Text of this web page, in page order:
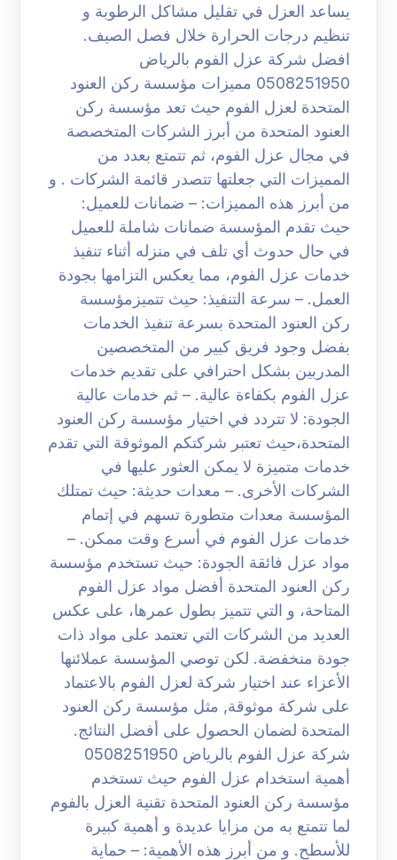
يساعد العزل في تقليل مشاكل الرطوبة و
تنظيم درجات الحرارة خلال فصل الصيف.
افضل شركة عزل الفوم بالرياض
0508251950 مميزات مؤسسة ركن العنود
المتحدة لعزل الفوم حيث تعد مؤسسة ركن
العنود المتحدة من أبرز الشركات المتخصصة
في مجال عزل الفوم، ثم تتمتع بعدد من
المميزات التي جعلتها تتصدر قائمة الشركات . و
من أبرز هذه المميزات: – ضمانات للعميل:
حيث تقدم المؤسسة ضمانات شاملة للعميل
في حال حدوث أي تلف في منزله أثناء تنفيذ
خدمات عزل الفوم، مما يعكس التزامها بجودة
العمل. – سرعة التنفيذ: حيث تتميزمؤسسة
ركن العنود المتحدة بسرعة تنفيذ الخدمات
بفضل وجود فريق كبير من المتخصصين
المدربين بشكل احترافي على تقديم خدمات
عزل الفوم بكفاءة عالية. – ثم خدمات عالية
الجودة: لا تتردد في اختيار مؤسسة ركن العنود
المتحدة،حيث تعتبر شركتكم الموثوقة التي تقدم
خدمات متميزة لا يمكن العثور عليها في
الشركات الأخرى. – معدات حديثة: حيث تمتلك
المؤسسة معدات متطورة تسهم في إتمام
خدمات عزل الفوم في أسرع وقت ممكن. –
مواد عزل فائقة الجودة: حيث تستخدم مؤسسة
ركن العنود المتحدة أفضل مواد عزل الفوم
المتاحة، و التي تتميز بطول عمرها، على عكس
العديد من الشركات التي تعتمد على مواد ذات
جودة منخفضة. لكن توصي المؤسسة عملائنها
الأعزاء عند اختيار شركة لعزل الفوم بالاعتماد
على شركة موثوقة, مثل مؤسسة ركن العنود
المتحدة لضمان الحصول على أفضل النتائج.
شركة عزل الفوم بالرياض 0508251950
أهمية استخدام عزل الفوم حيث تستخدم
مؤسسة ركن العنود المتحدة تقنية العزل بالفوم
لما تتمتع به من مزايا عديدة و أهمية كبيرة
للأسطح. و من أبرز هذه الأهمية: – حماية